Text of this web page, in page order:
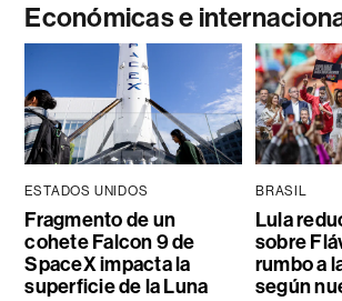
Económicas e
ESTADOS UNIDOS
Fragmento de un
cohete Falcon 9 de
SpaceX impacta la
superficie de la Luna
BRASIL
Lula
sobre
rumbo a
según